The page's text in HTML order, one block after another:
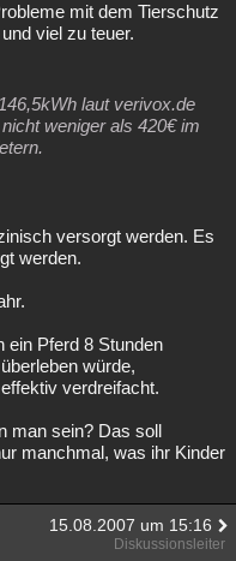
mit dem Tierschutz
viel zu teuer.
laut verivox.de
weniger als 420€ im
versorgt werden. Es
werden.
ein Pferd 8 Stunden
würde,
verdreifacht.
man sein? Das soll
manchmal, was ihr Kinder
15.08.2007 um 15:16
Diskussionsleiter